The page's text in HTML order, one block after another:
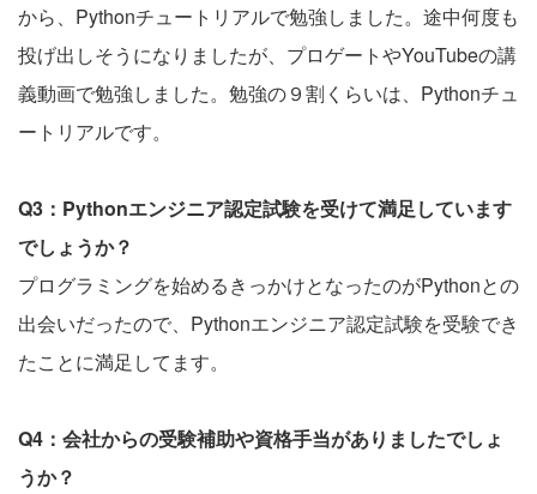
から、Pythonチュートリアルで勉強しました。途中何度も
投げ出しそうになりましたが、プロゲートやYouTubeの講
義動画で勉強しました。勉強の９割くらいは、Pythonチュ
ートリアルです。
Q3：Pythonエンジニア認定試験を受けて満足しています
でしょうか？
プログラミングを始めるきっかけとなったのがPythonとの
出会いだったので、Pythonエンジニア認定試験を受験でき
たことに満足してます。
Q4：会社からの受験補助や資格手当がありましたでしょ
うか？